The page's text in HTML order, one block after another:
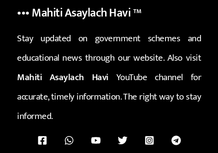
••• Mahiti Asaylach Havi™
Stay updated on government schemes and
educational news through our website. Also visit
Mahiti Asaylach Havi YouTube channel for
accurate, timely information. The right way to stay
informed.